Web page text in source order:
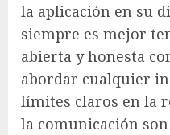
la aplicación en su
siempre es mejor
abierta y honesta
abordar cualquier
límites claros en la
la comunicación